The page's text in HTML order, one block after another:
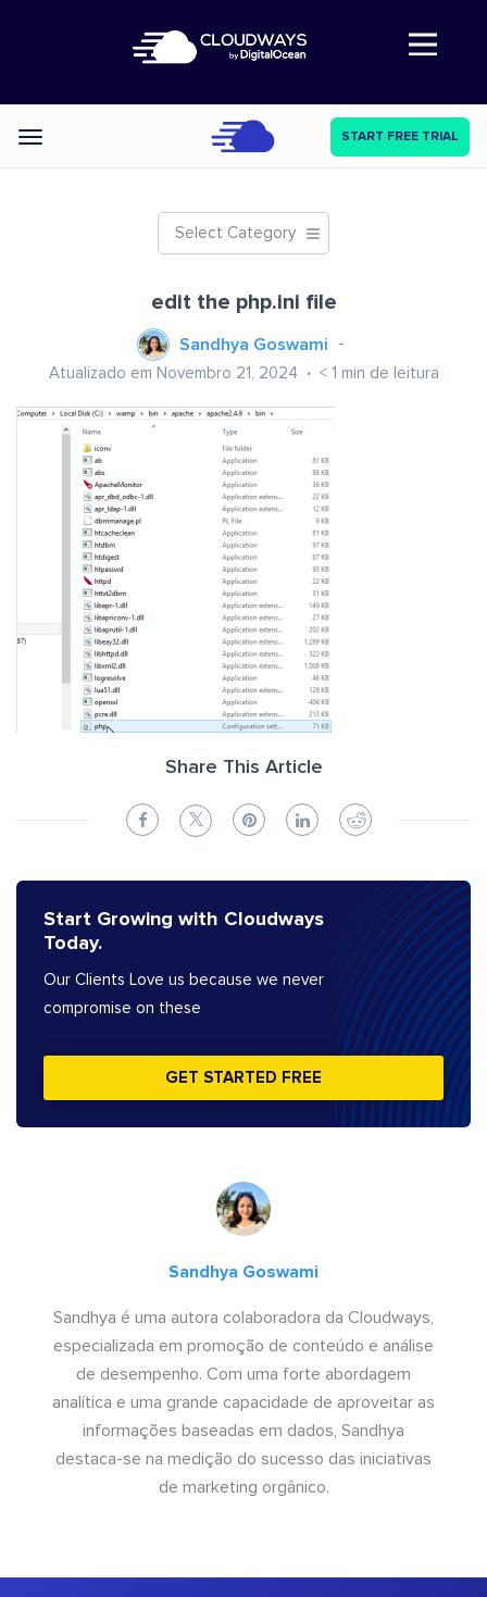
Abre a navegação
Categories START FREE TRIAL
Select Category
edit the php.ini file
Sandhya Goswami
Atualizado em Novembro 21, 2024 < 1 min de leitura
Share This Article
Start Growing with Cloudways
Today.
Our Clients Love us because we never
compromise on these
GET STARTED FREE
Sandhya Goswami
Sandhya é uma autora colaboradora da Cloudways,
especializada em promoção de conteúdo e análise
de desempenho. Com uma forte abordagem
analítica e uma grande capacidade de aproveitar as
informações baseadas em dados, Sandhya
destaca-se na medição do sucesso das iniciativas
de marketing orgânico.